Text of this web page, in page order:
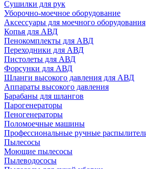
Сушилки для рук
Уборочно-моечное оборудование
Аксессуары для моечного оборудования
Копья для АВД
Пенокомплекты для АВД
Переходники для АВД
Пистолеты для АВД
Форсунки для АВД
Шланги высокого давления для АВД
Аппараты высокого давления
Барабаны для шлангов
Парогенераторы
Пеногенераторы
Поломоечные машины
Профессиональные ручные
Пылесосы
Моющие пылесосы
Пылеводососы